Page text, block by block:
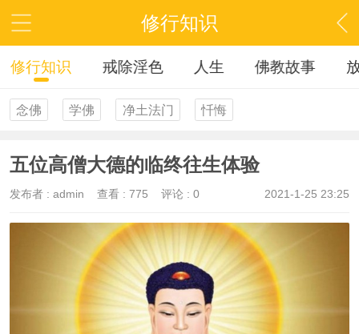
修行知识
修行知识 戒除淫色 人生 佛教故事
念佛 学佛 净土法门 忏悔
五位高僧大德的临终往生体验
2021-1-25 23:25
发布者 : admin 查看 : 775 评论 : 0